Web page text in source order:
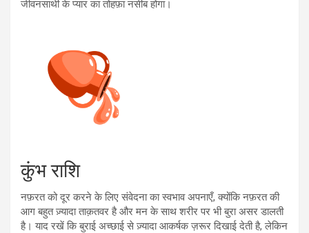
जीवनसाथी के प्यार का तोहफ़ा नसीब होगा।
कुंभ राशि
नफ़रत को दूर करने के लिए संवेदना का स्वभाव अपनाएँ, क्योंकि नफ़रत की
आग बहुत ज़्यादा ताक़तवर है और मन के साथ शरीर पर भी बुरा असर डालती
है। याद रखें कि बुराई अच्छाई से ज़्यादा आकर्षक ज़रूर दिखाई देती है, लेकिन